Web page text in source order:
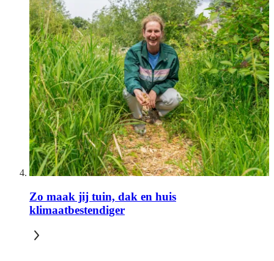
Zo maak jij tuin, dak en huis
klimaatbestendiger